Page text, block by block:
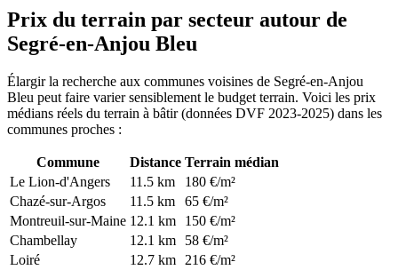
Prix du terrain par secteur autour de
Segré-en-Anjou Bleu
Élargir la recherche aux communes voisines de Segré-en-Anjou
Bleu peut faire varier sensiblement le budget terrain. Voici les prix
médians réels du terrain à bâtir (données DVF 2023-2025) dans les
communes proches :
Commune Distance Terrain médian
Le Lion-d'Angers
11.5 km
180 €/m²
Chazé-sur-Argos
11.5 km
65 €/m²
Montreuil-sur-Maine 12.1 km
150 €/m²
Chambellay
12.1 km
58 €/m²
Loiré
12.7 km
216 €/m²